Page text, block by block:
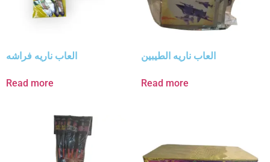
العاب ناريه فراشه
Read more
العاب ناريه الطيبين
Read more